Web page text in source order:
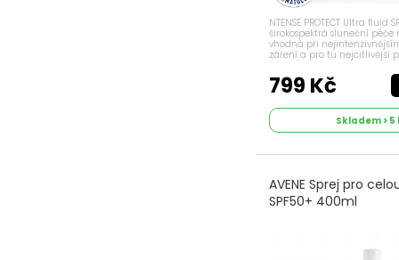
NTENSE PROTECT Ultra fluid
širokospektrá sluneční péče
vhodná při
záření a pro tu nejcitlivější
TriAsorB, širokospektrální
799 Kč
Skladem > 5
AVENE Sprej pro
SPF50+ 400ml